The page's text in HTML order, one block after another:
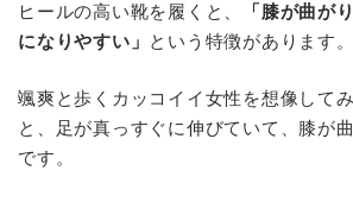
ヒールの高い靴を履くと、
「膝が曲が
になりやすい」 という特徴があります。
颯爽と歩くカッコイイ女性を想像して
と、足が真っすぐに伸びていて、膝が
です。